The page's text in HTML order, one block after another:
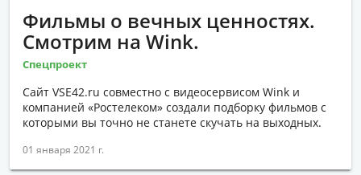
Фильмы о вечных ценностях.
Смотрим на Wink.
Спецпроект
Сайт VSE42.ru совместно с видеосервисом Wink и
компанией «Ростелеком» создали подборку фильмов с
которыми вы точно не станете скучать на выходных.
01 января 2021 г.